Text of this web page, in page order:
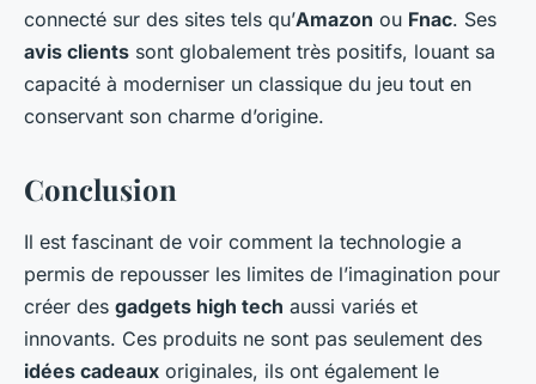
connecté sur des sites tels qu’Amazon ou Fnac. Ses
avis clients sont globalement très positifs, louant sa
capacité à moderniser un classique du jeu tout en
conservant son charme d’origine.
Conclusion
Il est fascinant de voir comment la technologie a
permis de repousser les limites de l’imagination pour
créer des gadgets high tech aussi variés et
innovants. Ces produits ne sont pas seulement des
idées cadeaux originales, ils ont également le